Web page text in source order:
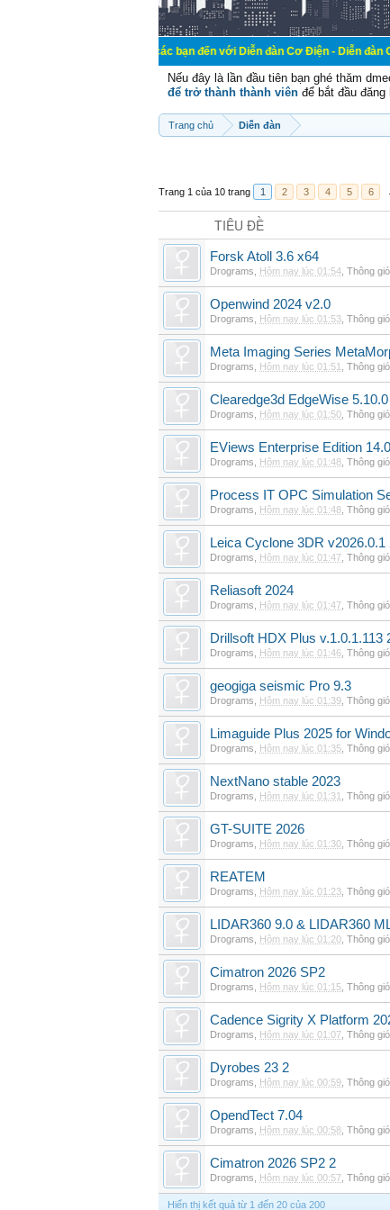
Chào mừng các bạn đến với Diễn đàn Cơ Điện - Diễn đàn Cơ điện
Nếu đây là lần đầu tiên bạn ghé thăm
để trở thành thành viên để bắt đầu
Trang chủ Diễn đàn
Trang 1 của 10 trang 1 2 3 4 5 6
TIÊU ĐỀ
Forsk Atoll 3.6 x64
Drograms Hôm nay lúc 01:54 Thông
Openwind 2024 v2.0
Drograms Hôm nay lúc 01:53 Thông
Meta Imaging Series
Drograms Hôm nay lúc 01:51 Thông
Clearedge3d EdgeWise 5.10.0
Drograms Hôm nay lúc 01:50 Thông
EViews Enterprise Edition 14.0
Drograms Hôm nay lúc 01:48 Thông
Process IT OPC Simulation
Drograms Hôm nay lúc 01:48 Thông
Leica Cyclone 3DR v2026.0.1
Drograms Hôm nay lúc 01:47 Thông
Reliasoft 2024
Drograms Hôm nay lúc 01:47 Thông
Drillsoft HDX Plus v.1.0.1.113
Drograms Hôm nay lúc 01:46 Thông
geogiga seismic Pro 9.3
Drograms Hôm nay lúc 01:39 Thông
Limaguide Plus 2025 for
Drograms Hôm nay lúc 01:35 Thông
NextNano stable 2023
Drograms Hôm nay lúc 01:31 Thông
GT-SUITE 2026
Drograms Hôm nay lúc 01:30 Thông
REATEM
Drograms Hôm nay lúc 01:23 Thông
LIDAR360 9.0 & LIDAR360
Drograms Hôm nay lúc 01:20 Thông
Cimatron 2026 SP2
Drograms Hôm nay lúc 01:15 Thông
Cadence Sigrity X Platform
Drograms Hôm nay lúc 01:07 Thông
Dyrobes 23 2
Drograms Hôm nay lúc 00:59 Thông
OpendTect 7.04
Drograms Hôm nay lúc 00:58 Thông
Cimatron 2026 SP2 2
Drograms Hôm nay lúc 00:57 Thông
Hiển thị kết quả từ 1 đến 20 của 200